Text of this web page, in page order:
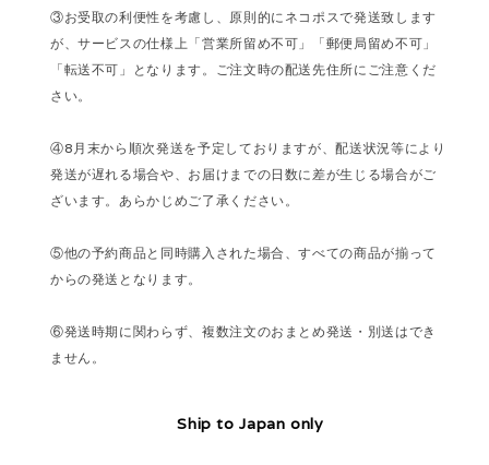
③お受取の利便性を考慮し、原則的にネコポスで発送致します
が、サービスの仕様上「営業所留め不可」「郵便局留め不可」
「転送不可」となります。ご注文時の配送先住所にご注意くだ
さい。
④8月末から順次発送を予定しておりますが、配送状況等により
発送が遅れる場合や、お届けまでの日数に差が生じる場合がご
ざいます。あらかじめご了承ください。
⑤他の予約商品と同時購入された場合、すべての商品が揃って
からの発送となります。
⑥発送時期に関わらず、複数注文のおまとめ発送・別送はでき
ません。
Ship to Japan only